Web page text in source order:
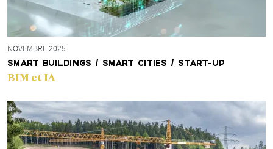
NOVEMBRE 2025
SMART BUILDINGS / SMART CITIES / START-UP
BIM et IA